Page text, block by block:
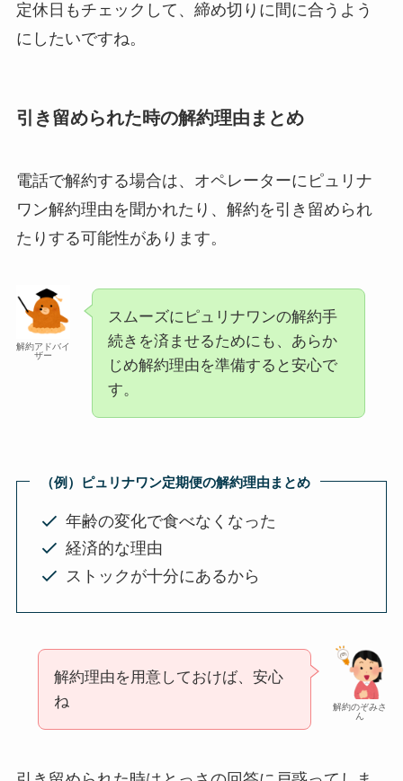
定休日もチェックして、締め切りに間に合うよう
にしたいですね。
引き留められた時の解約理由まとめ
電話で解約する場合は、オペレーターにピュリナ
ワン解約理由を聞かれたり、解約を引き留められ
たりする可能性があります。
解約アドバイ
ザー
スムーズにピュリナワンの解約手
続きを済ませるためにも、あらか
じめ解約理由を準備すると安心で
す。
（例） ピュリナワン定期便の解約理由まとめ
年齢の変化で食べなくなった
経済的な理由
ストックが十分にあるから
解約のぞみさ
ん
解約理由を用意しておけば、安心
ね